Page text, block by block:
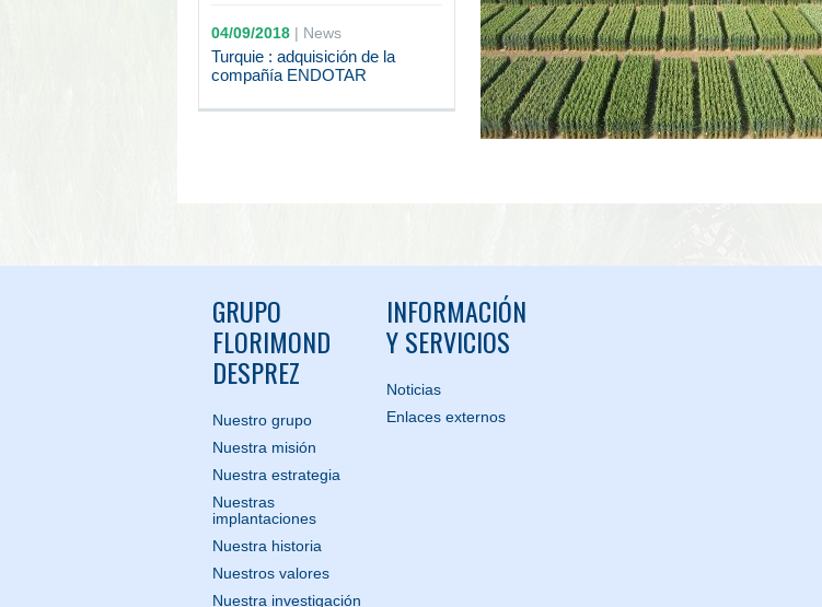
04/09/2018| News
Turquie : adquisición de la
compañía ENDOTAR
GRUPO
FLORIMOND
DESPREZ
Nuestro grupo
Nuestra misión
Nuestra estrategia
Nuestras
implantaciones
Nuestra historia
Nuestros valores
Nuestra investigación
INFORMACIÓN
Y SERVICIOS
Noticias
Enlaces externos